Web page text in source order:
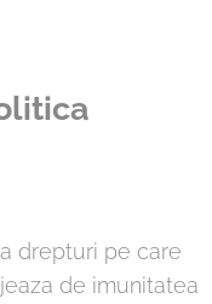
drepturi pe care
de imunitatea